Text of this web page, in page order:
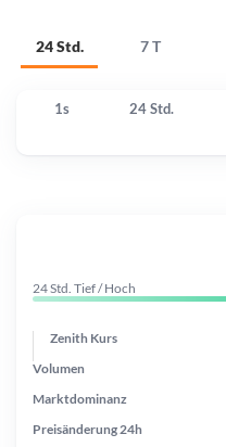
24 Std. 7 T
1s 24 Std.
24 Std. Tief / Hoch
Zenith Kurs
Preisänderung 24h
Marktdominanz
Volumen